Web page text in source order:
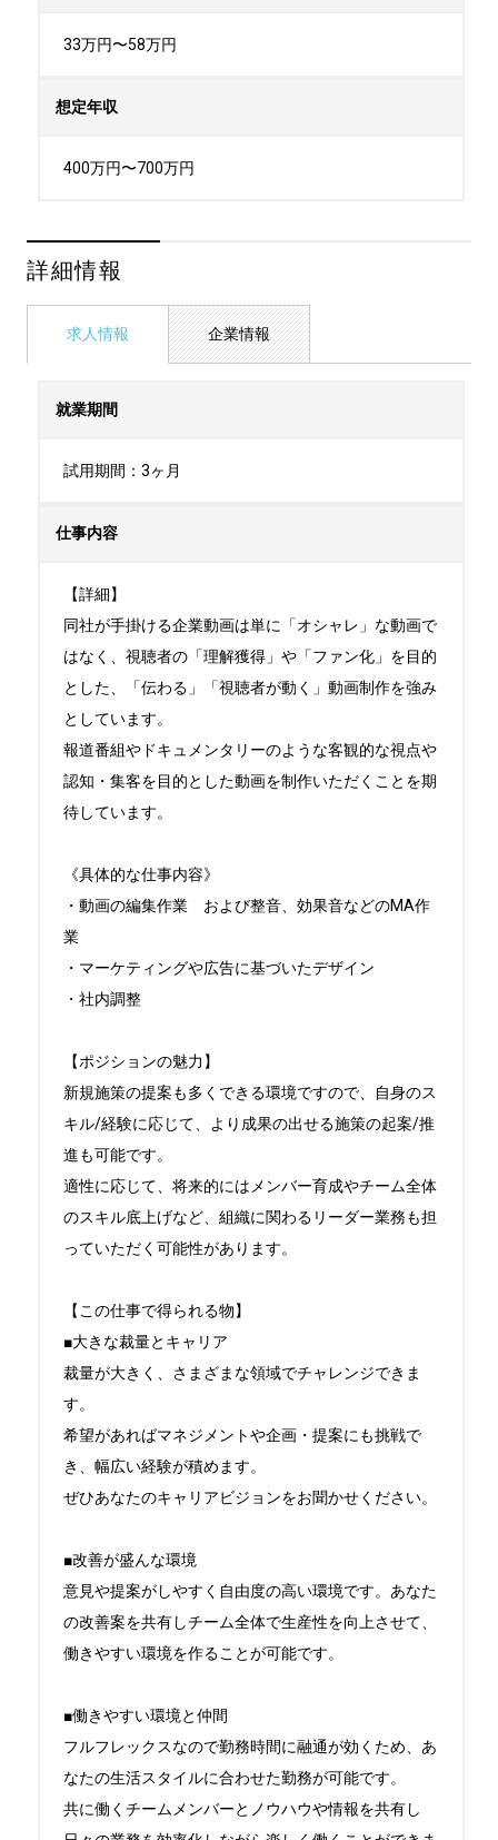
33万円〜58万円
想定年収
400万円〜700万円
詳細情報
求人情報 企業情報
就業期間
試用期間：3ヶ月
仕事内容
【詳細】
同社が手掛ける企業動画は単に「オシャレ」な動画で
はなく、視聴者の「理解獲得」や「ファン化」を目的
とした、「伝わる」「視聴者が動く」動画制作を強み
としています。
報道番組やドキュメンタリーのような客観的な視点や
認知・集客を目的とした動画を制作いただくことを期
待しています。
《具体的な仕事内容》
・動画の編集作業　および整音、効果音などのMA作
業
・マーケティングや広告に基づいたデザイン
・社内調整
【ポジションの魅力】
新規施策の提案も多くできる環境ですので、自身のス
キル/経験に応じて、より成果の出せる施策の起案/推
進も可能です。
適性に応じて、将来的にはメンバー育成やチーム全体
のスキル底上げなど、組織に関わるリーダー業務も担
っていただく可能性があります。
【この仕事で得られる物】
■大きな裁量とキャリア
裁量が大きく、さまざまな領域でチャレンジできま
す。
希望があればマネジメントや企画・提案にも挑戦で
き、幅広い経験が積めます。
ぜひあなたのキャリアビジョンをお聞かせください。
■改善が盛んな環境
意見や提案がしやすく自由度の高い環境です。あなた
の改善案を共有しチーム全体で生産性を向上させて、
働きやすい環境を作ることが可能です。
■働きやすい環境と仲間
フルフレックスなので勤務時間に融通が効くため、あ
なたの生活スタイルに合わせた勤務が可能です。
共に働くチームメンバーとノウハウや情報を共有し